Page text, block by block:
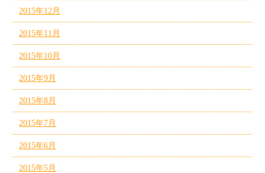
2015年12月
2015年11月
2015年10月
2015年9月
2015年8月
2015年7月
2015年6月
2015年5月